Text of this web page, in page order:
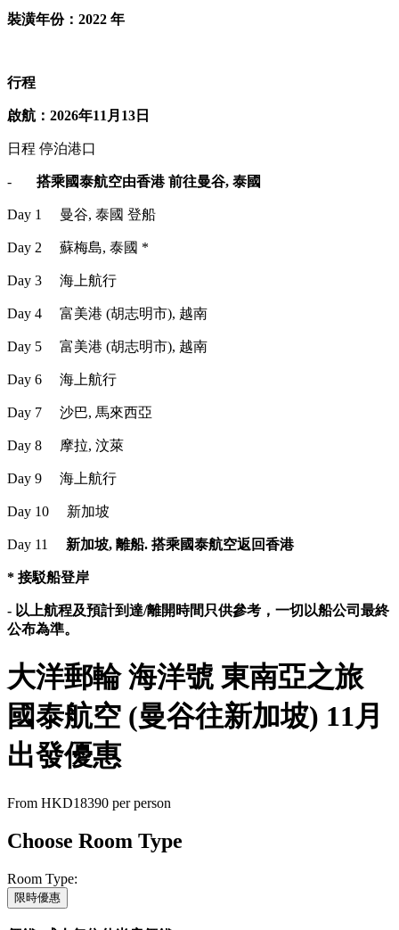
裝潢年份：2022 年
行程
啟航：2026年11月13日
日程 停泊港口
- 搭乘國泰航空由香港 前往曼谷, 泰國
Day 1 曼谷, 泰國 登船
Day 2 蘇梅島, 泰國 *
Day 3 海上航行
Day 4 富美港 (胡志明市), 越南
Day 5 富美港 (胡志明市), 越南
Day 6 海上航行
Day 7 沙巴, 馬來西亞
Day 8 摩拉, 汶萊
Day 9 海上航行
Day 10 新加坡
Day 11 新加坡, 離船. 搭乘國泰航空返回香港
* 接駁船登岸
- 以上航程及預計到達/離開時間只供參考，一切以船公司最終
公布為準。
大洋郵輪 海洋號 東南亞之旅
國泰航空 (曼谷往新加坡) 11月
出發優惠
From HKD18390 per person
Choose Room Type
Room Type:
限時優惠